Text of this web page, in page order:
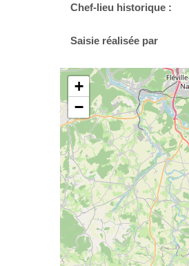
Chef-lieu historique :
Saisie réalisée par
+
−